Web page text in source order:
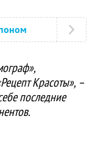
Красоты», –
последние